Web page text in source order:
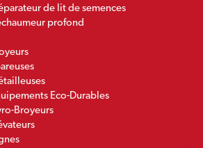
de lit de semences
profond
Eco-Durables
Broyeurs